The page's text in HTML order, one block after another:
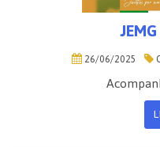
26/06/2025